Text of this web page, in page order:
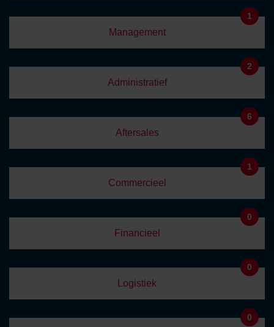
Management
1
Administratief
2
Aftersales
6
Commercieel
1
Financieel
0
Logistiek
0
0